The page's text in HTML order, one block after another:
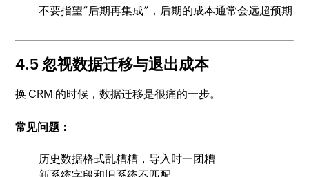
不要指望“后期再集成”，后期的成本通常会远超预期
4.5 忽视数据迁移与退出成本
换 CRM 的时候，数据迁移是很痛的一步。
常见问题：
历史数据格式乱糟糟，导入时一团糟